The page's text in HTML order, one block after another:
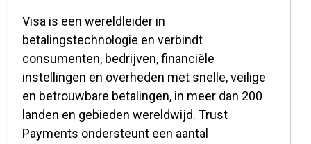
Visa is een wereldleider in
betalingstechnologie en verbindt
consumenten, bedrijven, financiële
instellingen en overheden met snelle, veilige
en betrouwbare betalingen, in meer dan 200
landen en gebieden wereldwijd. Trust
Payments ondersteunt een aantal